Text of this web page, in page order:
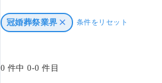
冠婚葬祭業界 条件をリセット
0 件中 0-0 件目